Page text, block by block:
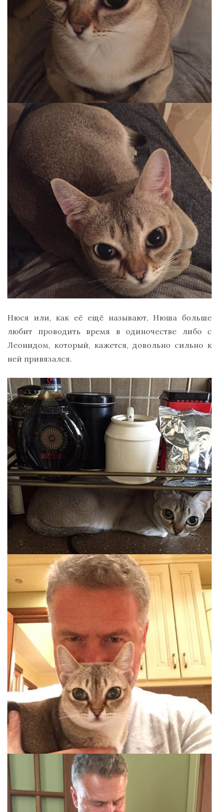
Нюся или, как её ещё называют, Нюша больше
любит проводить время в одиночестве либо с
Леонидом, который, кажется, довольно сильно к
ней привязался.